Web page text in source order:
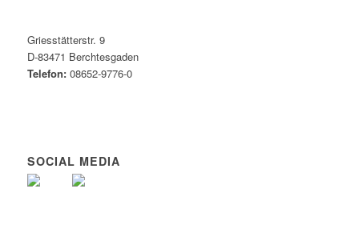
Griesstätterstr. 9
D-83471 Berchtesgaden
Telefon:08652-9776-0
SOCIAL MEDIA